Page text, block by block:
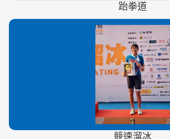
跆拳道
競速溜冰